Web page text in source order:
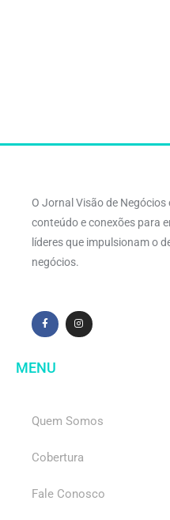
O Jornal Visão de
conteúdo e conexões para
líderes que impulsionam o
negócios.
MENU
Quem Somos
Cobertura
Fale Conosco